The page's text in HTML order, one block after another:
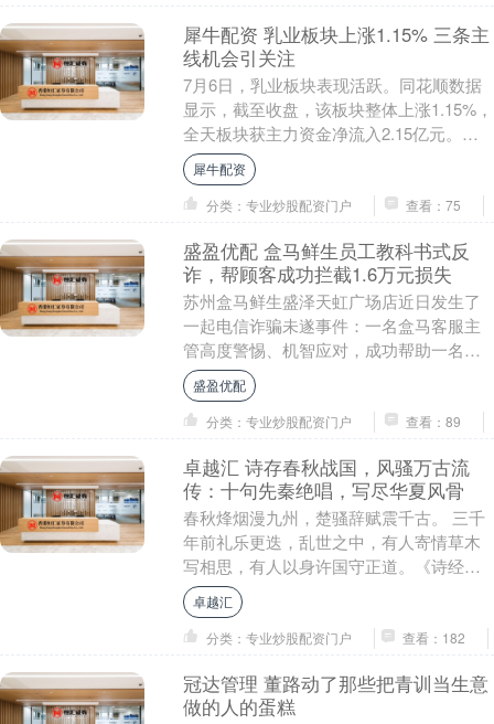
犀牛配资 乳业板块上涨1.15% 三条主
线机会引关注
7月6日，乳业板块表现活跃。同花顺数据
显示，截至收盘，该板块整体上涨1.15%，
全天板块获主力资金净流入2.15亿元。板
块内35只个股中22只实现上涨，占比62....
犀牛配资
分类：专业炒股配资门户
查看：75
盛盈优配 盒马鲜生员工教科书式反
诈，帮顾客成功拦截1.6万元损失
苏州盒马鲜生盛泽天虹广场店近日发生了
一起电信诈骗未遂事件：一名盒马客服主
管高度警惕、机智应对，成功帮助一名年
轻顾客识破“刷单返现”骗局，避免了1.6万
元的经济损....
盛盈优配
分类：专业炒股配资门户
查看：89
卓越汇 诗存春秋战国，风骚万古流
传：十句先秦绝唱，写尽华夏风骨
春秋烽烟漫九州，楚骚辞赋震千古。 三千
年前礼乐更迭，乱世之中，有人寄情草木
写相思，有人以身许国守正道。《诗经》
三百，清浅质朴道尽人间七情；楚辞离
骚，浩气凌云抒尽....
卓越汇
分类：专业炒股配资门户
查看：182
冠达管理 董路动了那些把青训当生意
做的人的蛋糕